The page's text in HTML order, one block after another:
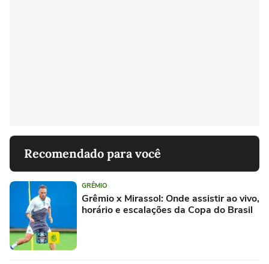
Recomendado para você
GRÊMIO
Grêmio x Mirassol: Onde assistir ao vivo,
horário e escalações da Copa do Brasil